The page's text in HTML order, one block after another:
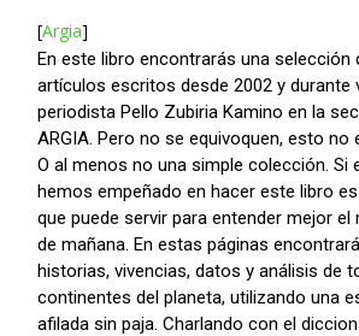
[Argia]
En este libro encontrarás una selección
artículos escritos desde 2002 y durante
periodista Pello Zubiria Kamino en la
ARGIA. Pero no se equivoquen, esto no
O al menos no una simple colección. Si
hemos empeñado en hacer este libro
que puede servir para entender mejor el
de mañana. En estas páginas
historias, vivencias, datos y análisis de
continentes del planeta, utilizando una
afilada sin paja. Charlando con el